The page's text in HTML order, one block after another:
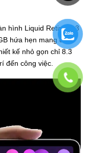
hình Liquid Retina 8.3
hứa hẹn mang đến
kế nhỏ gọn chỉ 8.3
đến công việc.